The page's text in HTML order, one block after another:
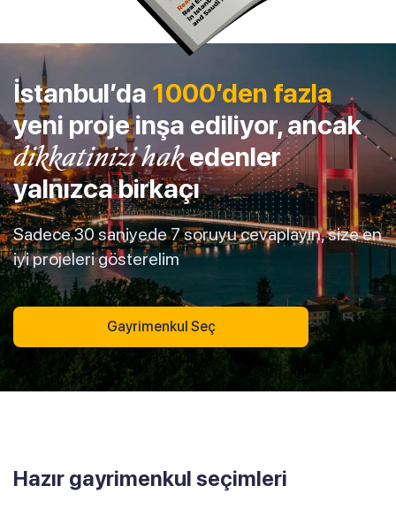
İstanbul’da 1000’den fazla
yeni proje inşa ediliyor, ancak
dikkatinizi hakedenler
yalnızca birkaçı
Sadece 30 saniyede 7 soruyu cevaplayın, size en
iyi projeleri gösterelim
Gayrimenkul Seç
Hazır gayrimenkul seçimleri